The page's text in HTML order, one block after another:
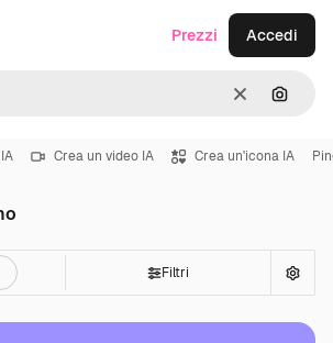
CancellaCerca
Prezzi Accedi
Crea un video IA Crea un'icona IA
Filtri